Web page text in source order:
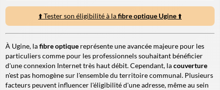
⬆️ Tester son éligibilité à lafibre optique Ugine ⬆️
À Ugine, lafibre optique représente une avancée majeure pour les
particuliers comme pour les professionnels souhaitant bénéficier
d'une connexion Internet très haut débit. Cependant, lacouverture
n'est pas homogène sur l'ensemble du territoire communal. Plusieurs
facteurs peuvent influencer l'éligibilité d'une adresse, même au sein